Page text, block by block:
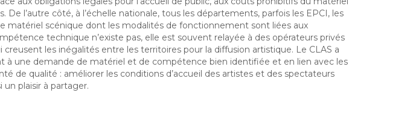
De l’autre côté, à l’échelle nationale, tous les départements, parfois les EPCI, les
matériel scénique dont les modalités de fonctionnement sont liées aux
technique n’existe pas, elle est souvent relayée à des opérateurs privés
les inégalités entre les territoires pour la diffusion artistique. Le CLAS a
à une demande de matériel et de compétence bien identifiée et en lien avec les
de qualité : améliorer les conditions d’accueil des artistes et des spectateurs
un plaisir à partager.